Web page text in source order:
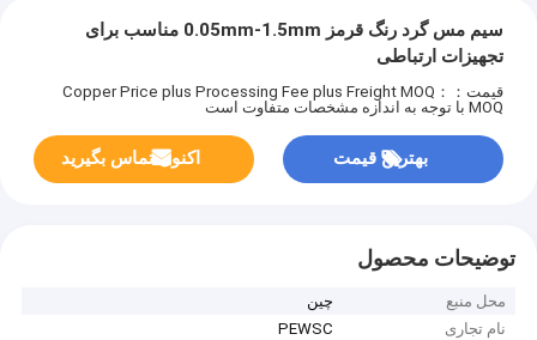
سیم مس گرد رنگ قرمز 0.05mm-1.5mm مناسب برای
تجهیزات ارتباطی
قیمت：Copper Price plus Processing Fee plus Freight
MOQ：
MOQ با توجه به اندازه مشخصات متفاوت است
بهترین قیمت اکنون تماس بگیرید
توضیحات محصول
محل منبع
چین
نام تجاری
PEWSC